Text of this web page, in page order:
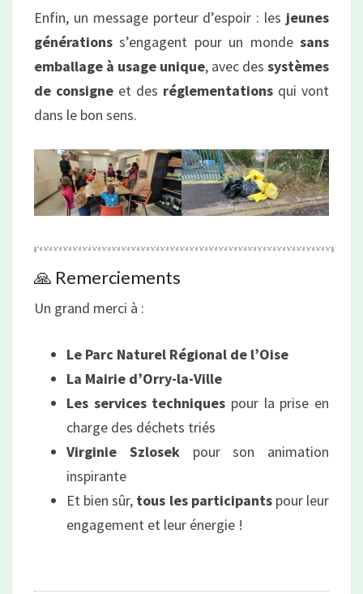
Enfin, un message porteur d’espoir : les jeunes
générations s’engagent pour un monde sans
emballage à usage unique, avec des systèmes
de consigne et des réglementations qui vont
dans le bon sens.
🙏 Remerciements
Un grand merci à :
Le Parc Naturel Régional de l’Oise
La Mairie d’Orry-la-Ville
Les services techniques pour la prise en
charge des déchets triés
Virginie Szlosekpour son animation
inspirante
Et bien sûr, tous les participantspour leur
engagement et leur énergie !